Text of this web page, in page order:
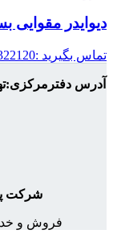
دیوایدر مقوایی بسته 100
تماس بگیرید :02188322120
آدرس
شرکت
فروش و